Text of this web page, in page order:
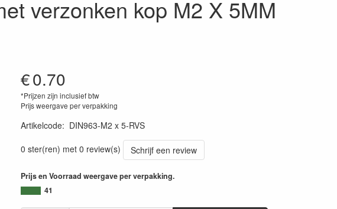
verzonken kop M2 X 5MM
€0.70
*Prijzen zijn inclusief btw
Prijs weergave per verpakking
Artikelcode: DIN963-M2 x 5-RVS
0 ster(ren) met 0 review(s)
Schrijf een review
Prijs en Voorraad weergave per verpakking.
41